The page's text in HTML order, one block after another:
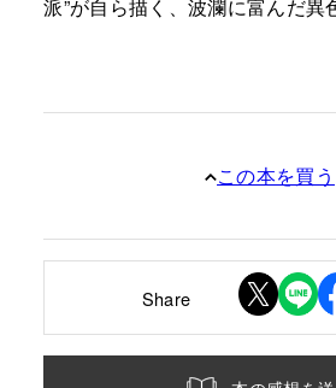
派”が自ら描く、波瀾に富んだ異
この本を買う
Share